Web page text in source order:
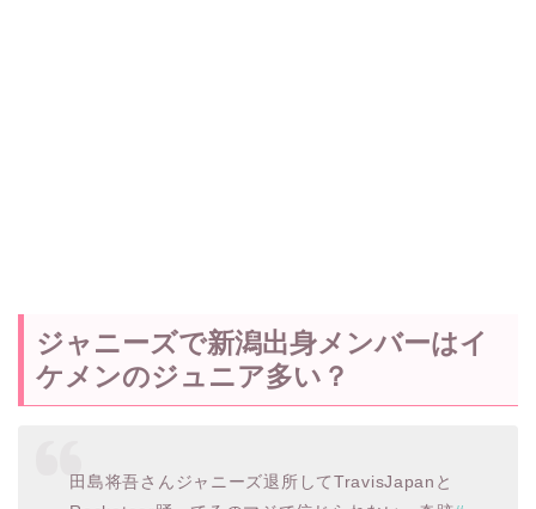
ジャニーズで新潟出身メンバーはイ
ケメンのジュニア多い？
田島将吾さんジャニーズ退所してTravisJapanと